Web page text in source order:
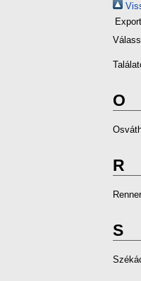
Export
O
R
S